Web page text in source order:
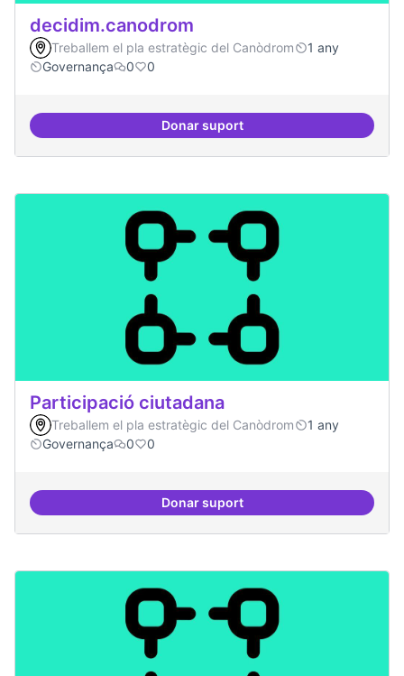
decidim.canodrom
Treballem el pla estratègic del Canòdrom
1 any
Governança
0 0
Donar suportdecidim.canodrom
Participació ciutadana
Treballem el pla estratègic del Canòdrom
1 any
Governança
0 0
Donar suportParticipació ciutadana